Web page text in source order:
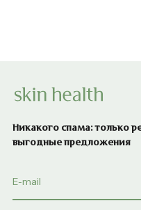
Никакого спама: только
выгодные предложения